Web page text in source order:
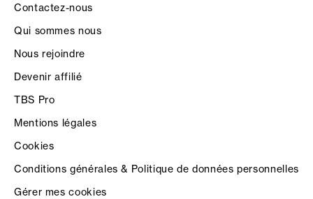
Contactez-nous
Qui sommes nous
Nous rejoindre
Devenir affilié
TBS Pro
Mentions légales
Cookies
Conditions générales & Politique de données personnelles
Gérer mes cookies